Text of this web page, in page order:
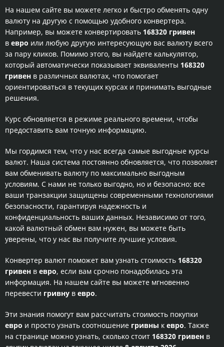
На нашем сайте вы можете легко и быстро обменять одну
валюту на другую с помощью удобного конвертера.
Например, вы можете конвертировать 168320 гривен
в евро или любую другую интересующую вас валюту всего
за пару кликов. Помимо этого, вы найдете калькулятор,
который автоматически показывает эквиваленты 168320
гривен в различных валютах, что помогает
ориентироваться в текущих курсах и принимать выгодные
решения.
Курс обновляется в режиме реального времени, чтобы
предоставить вам точную информацию.
Мы гордимся тем, что у нас всегда самые выгодные курсы
валют. Наша система постоянно обновляется, что позволяет
вам обменивать валюту по максимально выгодным
условиям. С нами не только выгодно, но и безопасно: все
ваши транзакции защищены современными технологиями
безопасности, гарантируя надежность и
конфиденциальность ваших данных. Независимо от того,
какой валютный обмен вам нужен, вы можете быть
уверены, что у нас вы получите лучшие условия.
Конвертер валют поможет вам узнать стоимость 168320
гривен в евро, если вам срочно понадобилась эта
информация. На нашем сайте вы можете мгновенно
перевести гривну в евро.
Эти знания помогут вам рассчитать стоимость покупки
евро и просто узнать соотношение гривны к евро. Также
на странице можно узнать, сколько стоит 168320 гривен в